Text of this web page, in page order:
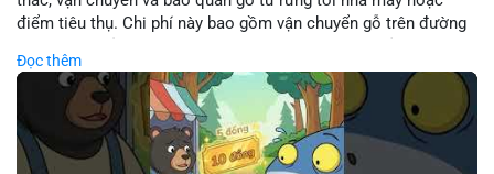
điểm tiêu thụ. Chi phí này bao gồm vận chuyển gỗ trên đường
điều kiện địa hình. Việc hiểu rõ chi phí đẩy giúp doanh nghiệp
lâm nghiệp tối ưu hoá chuỗi cung ứng và kiểm soát lợi nhuận.
🎥 Xem video trực tiếp tại:
Đọc thêm